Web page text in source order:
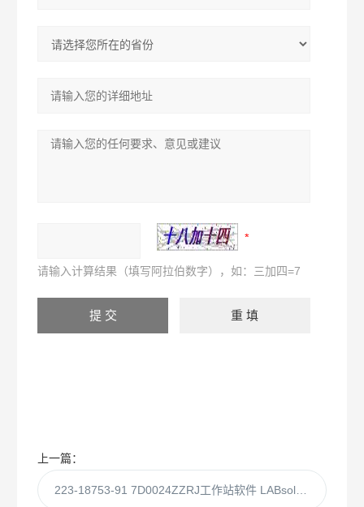
请输入计算结果（填写阿拉伯数字），如：三加四=7
上一篇：